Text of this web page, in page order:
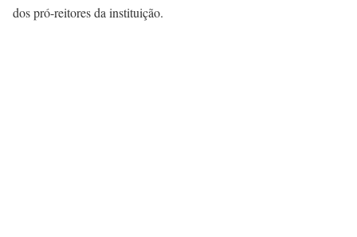
dos pró-reitores da instituição.